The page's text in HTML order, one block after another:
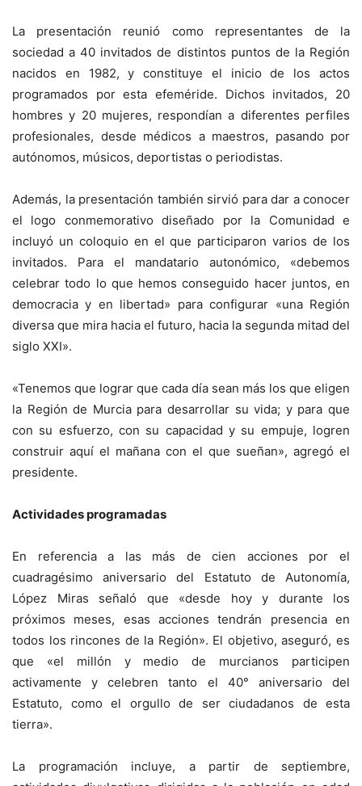
La presentación reunió como representantes de la
sociedad a 40 invitados de distintos puntos de la Región
nacidos en 1982, y constituye el inicio de los actos
programados por esta efeméride. Dichos invitados, 20
hombres y 20 mujeres, respondían a diferentes perfiles
profesionales, desde médicos a maestros, pasando por
autónomos, músicos, deportistas o periodistas.
Además, la presentación también sirvió para dar a conocer
el logo conmemorativo diseñado por la Comunidad e
incluyó un coloquio en el que participaron varios de los
invitados. Para el mandatario autonómico, «debemos
celebrar todo lo que hemos conseguido hacer juntos, en
democracia y en libertad» para configurar «una Región
diversa que mira hacia el futuro, hacia la segunda mitad del
siglo XXI».
«Tenemos que lograr que cada día sean más los que eligen
la Región de Murcia para desarrollar su vida; y para que
con su esfuerzo, con su capacidad y su empuje, logren
construir aquí el mañana con el que sueñan», agregó el
presidente.
Actividades programadas
En referencia a las más de cien acciones por el
cuadragésimo aniversario del Estatuto de Autonomía,
López Miras señaló que «desde hoy y durante los
próximos meses, esas acciones tendrán presencia en
todos los rincones de la Región». El objetivo, aseguró, es
que «el millón y medio de murcianos participen
activamente y celebren tanto el 40° aniversario del
Estatuto, como el orgullo de ser ciudadanos de esta
tierra».
La programación incluye, a partir de septiembre,